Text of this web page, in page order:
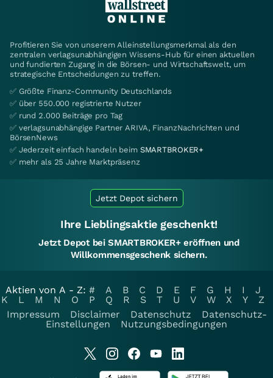
Profitieren Sie von unserem Alleinstellungsmerkmal als den
zentralen verlagsunabhängigen Wissens-Hub für einen aktuellen
und fundierten Zugang in die Börsen- und Wirtschaftswelt, um
strategische Entscheidungen zu treffen.
✅ Größte Finanz-Community Deutschlands
✅ über 550.000 registrierte Nutzer
✅ rund 2.000 Beiträge pro Tag
✅ verlagsunabhängige Partner ARIVA, FinanzNachrichten und
BörsenNews
✅ Jederzeit einfach handeln beim SMARTBROKER+
✅ mehr als 25 Jahre Marktpräsenz
Jetzt Depot sichern
Ihre Lieblingsaktie geschenkt!
Jetzt Depot bei SMARTBROKER+ eröffnen und
Willkommensgeschenk sichern.
Aktien von A - Z: # A B C D E F G H I
J
K
L M N O P Q R S T U V W X Y
Z
Impressum
Disclaimer Datenschutz
Datenschutz-
Einstellungen
Nutzungsbedingungen